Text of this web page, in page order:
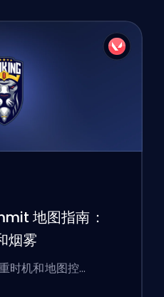
地图指南：
烟雾
时机和地图控…